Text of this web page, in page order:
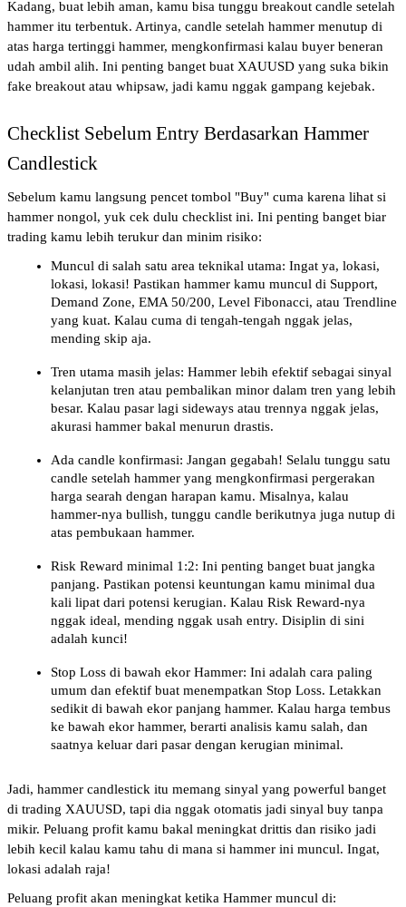
Kadang, buat lebih aman, kamu bisa tunggu breakout candle setelah
hammer itu terbentuk. Artinya, candle setelah hammer menutup di
atas harga tertinggi hammer, mengkonfirmasi kalau buyer beneran
udah ambil alih. Ini penting banget buat XAUUSD yang suka bikin
fake breakout atau whipsaw, jadi kamu nggak gampang kejebak.
Checklist Sebelum Entry Berdasarkan Hammer
Candlestick
Sebelum kamu langsung pencet tombol "Buy" cuma karena lihat si
hammer nongol, yuk cek dulu checklist ini. Ini penting banget biar
trading kamu lebih terukur dan minim risiko:
Muncul di salah satu area teknikal utama: Ingat ya, lokasi,
lokasi, lokasi! Pastikan hammer kamu muncul di Support,
Demand Zone, EMA 50/200, Level Fibonacci, atau Trendline
yang kuat. Kalau cuma di tengah-tengah nggak jelas,
mending skip aja.
Tren utama masih jelas: Hammer lebih efektif sebagai sinyal
kelanjutan tren atau pembalikan minor dalam tren yang lebih
besar. Kalau pasar lagi sideways atau trennya nggak jelas,
akurasi hammer bakal menurun drastis.
Ada candle konfirmasi: Jangan gegabah! Selalu tunggu satu
candle setelah hammer yang mengkonfirmasi pergerakan
harga searah dengan harapan kamu. Misalnya, kalau
hammer-nya bullish, tunggu candle berikutnya juga nutup di
atas pembukaan hammer.
Risk Reward minimal 1:2: Ini penting banget buat jangka
panjang. Pastikan potensi keuntungan kamu minimal dua
kali lipat dari potensi kerugian. Kalau Risk Reward-nya
nggak ideal, mending nggak usah entry. Disiplin di sini
adalah kunci!
Stop Loss di bawah ekor Hammer: Ini adalah cara paling
umum dan efektif buat menempatkan Stop Loss. Letakkan
sedikit di bawah ekor panjang hammer. Kalau harga tembus
ke bawah ekor hammer, berarti analisis kamu salah, dan
saatnya keluar dari pasar dengan kerugian minimal.
Jadi, hammer candlestick itu memang sinyal yang powerful banget
di trading XAUUSD, tapi dia nggak otomatis jadi sinyal buy tanpa
mikir. Peluang profit kamu bakal meningkat drittis dan risiko jadi
lebih kecil kalau kamu tahu di mana si hammer ini muncul. Ingat,
lokasi adalah raja!
Peluang profit akan meningkat ketika Hammer muncul di: